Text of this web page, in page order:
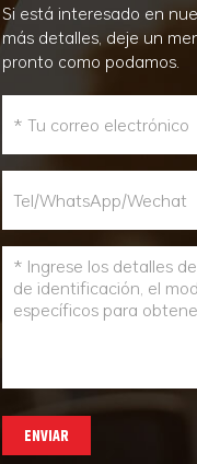
Si está interesado en
más detalles, deje un
pronto como podamos.
ENVIAR